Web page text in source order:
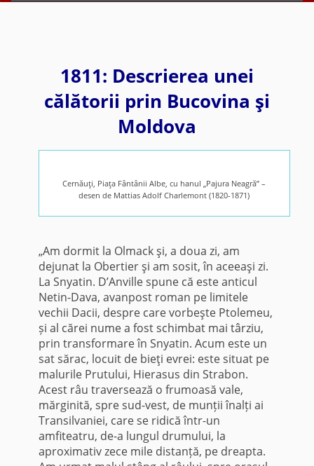
1811: Descrierea unei
călătorii prin Bucovina şi
Moldova
Cernăuţi, Piaţa Fântânii Albe, cu hanul „Pajura Neagră” –
desen de Mattias Adolf Charlemont (1820-1871)
„Am dormit la Olmack şi, a doua zi, am
dejunat la Obertier şi am sosit, în aceeaşi zi.
La Snyatin. D’Anville spune că este anticul
Netin-Dava, avanpost roman pe limitele
vechii Dacii, despre care vorbeşte Ptolemeu,
și al cărei nume a fost schimbat mai târziu,
prin transformare în Snyatin. Acum este un
sat sărac, locuit de bieţi evrei: este situat pe
malurile Prutului, Hierasus din Strabon.
Acest râu traversează o frumoasă vale,
mărginită, spre sud-vest, de munții înalți ai
Transilvaniei, care se ridică într-un
amfiteatru, de-a lungul drumului, la
aproximativ zece mile distanță, pe dreapta.